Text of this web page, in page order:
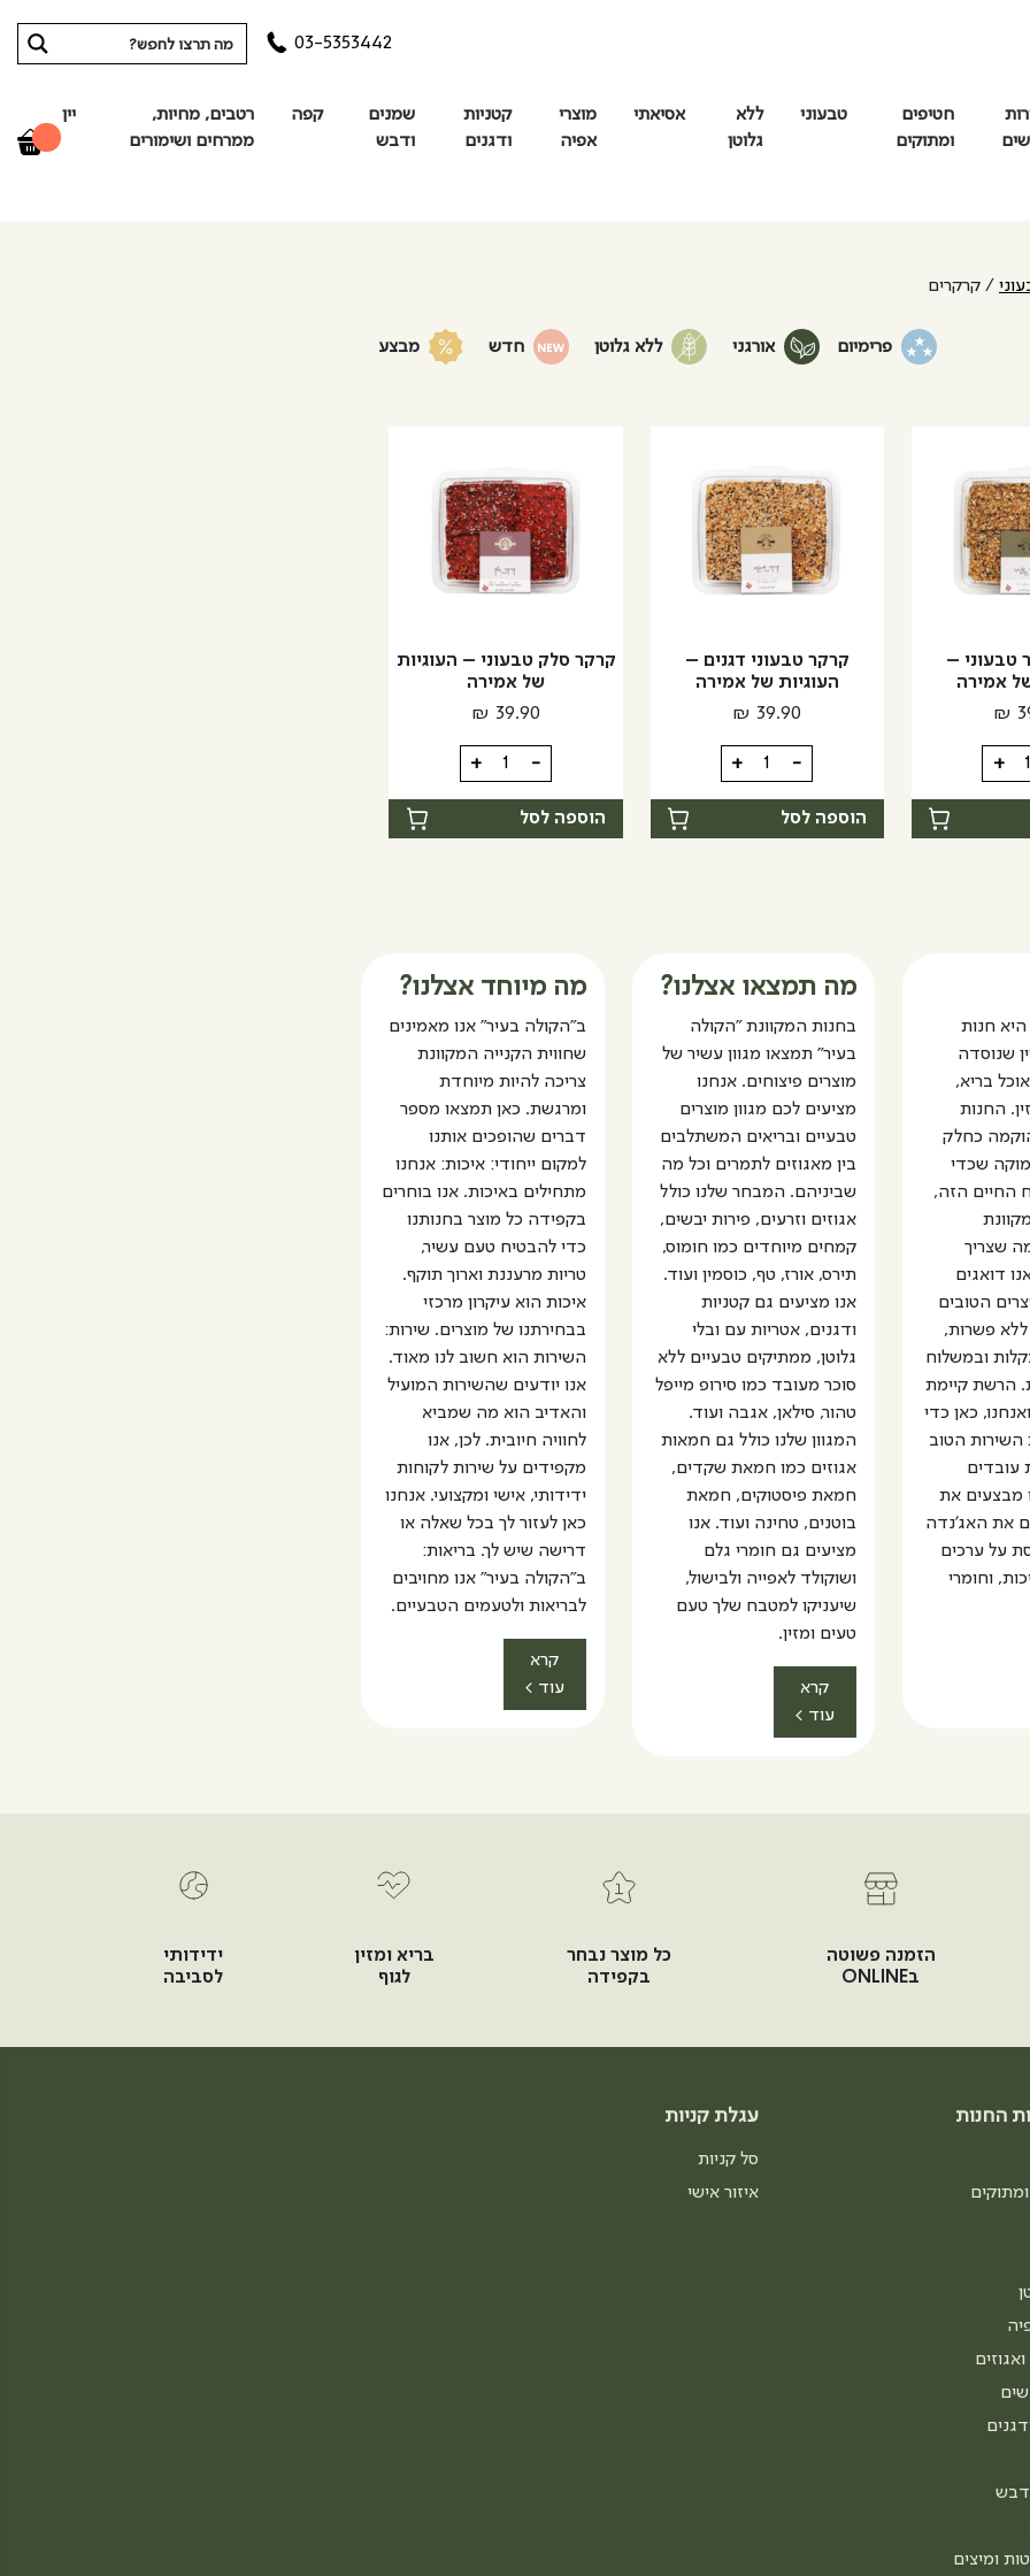
03-5353442
חטיפים
ומתוקים
טבעוני
ללא
גלוטן
אסיאתי
מוצרי
אפיה
קטניות
ודגנים
שמנים
ודבש
קפה
רטבים, מחיות,
ממרחים ושימורים
יין
/ קרקרים
פרימיום אורגני ללא גלוטן חדש מבצע
טבעוני –
אמירה
₪
+
קרקר טבעוני דגנים –
העוגיות של אמירה
₪ 39.90
-
כמות
של
קרקר
טבעוני
אמירה
+
הוספה לסל
קרקר סלק טבעוני – העוגיות
של אמירה
₪ 39.90
-
כמות
של
קרקר
סלק
אמירה
+
הוספה לסל
חנות
שנוסדה
בריא,
החנות
כחלק
שכדי
החיים הזה,
שצריך
דואגים
הטובים
ללא פשרות,
ובמשלוח
הרשת קיימת
ואנחנו, כאן כדי
הטוב
עובדים
מבצעים את
את האג'נדה
על ערכים
וחומרי
מה תמצאו אצלנו?
בחנות המקוונת "הקולה
בעיר" תמצאו מגוון עשיר של
מוצרים פיצוחים. אנחנו
מציעים לכם מגוון מוצרים
טבעיים ובריאים המשתלבים
בין מאגוזים לתמרים וכל מה
שביניהם. המבחר שלנו כולל
אגוזים וזרעים, פירות יבשים,
קמחים מיוחדים כמו חומוס,
תירס, אורז, טף, כוסמין ועוד.
אנו מציעים גם קטניות
ודגנים, אטריות עם ובלי
גלוטן, ממתיקים טבעיים ללא
סוכר מעובד כמו סירופ מייפל
טהור, סילאן, אגבה ועוד.
המגוון שלנו כולל גם חמאות
אגוזים כמו חמאת שקדים,
חמאת פיסטוקים, חמאת
בוטנים, טחינה ועוד. אנו
מציעים גם חומרי גלם
ושוקולד לאפייה ולבישול,
שיעניקו למטבח שלך טעם
טעים ומזין.
קרא
עוד >
מה מיוחד אצלנו?
ב"הקולה בעיר" אנו מאמינים
שחווית הקנייה המקוונת
צריכה להיות מיוחדת
ומרגשת. כאן תמצאו מספר
דברים שהופכים אותנו
למקום ייחודי: איכות: אנחנו
מתחילים באיכות. אנו בוחרים
בקפידה כל מוצר בחנותנו
כדי להבטיח טעם עשיר,
טריות מרעננת וארוך תוקף.
איכות הוא עיקרון מרכזי
בבחירתנו של מוצרים. שירות:
השירות הוא חשוב לנו מאוד.
אנו יודעים שהשירות המועיל
והאדיב הוא מה שמביא
לחוויה חיובית. לכן, אנו
מקפידים על שירות לקוחות
ידידותי, אישי ומקצועי. אנחנו
כאן לעזור לך בכל שאלה או
דרישה שיש לך. בריאות:
ב"הקולה בעיר" אנו מחויבים
לבריאות ולטעמים הטבעיים.
קרא
עוד >
הזמנה פשוטה
בONLINE
כל מוצר נבחר
בקפידה
בריא ומזין
לגוף
ידידותי
לסביבה
החנות
ומיצים
עגלת קניות
סל קניות
איזור אישי